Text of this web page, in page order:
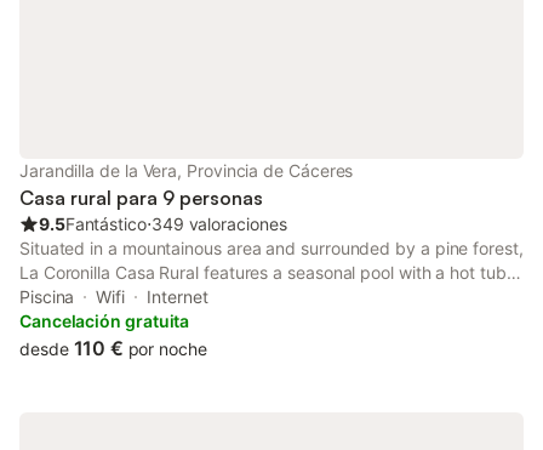
Jarandilla de la Vera, Provincia de Cáceres
Casa rural para 9 personas
9.5Fantástico⋅349 valoraciones
Situated in a mountainous area and surrounded by a pine forest,
La Coronilla Casa Rural features a seasonal pool with a hot tub
and sun loungers. The town of Jarandilla de la Vera is 1.5 km
away.
Piscina Wifi
Internet
Cancelación gratuita
desde 110 € por noche